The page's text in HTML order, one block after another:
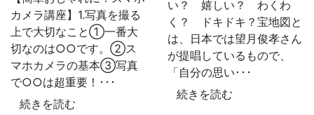
カメラ講座】1.写真を撮る
上で大切なこと①一番大
切なのは○○です。②ス
マホカメラの基本③写真
で○○は超重要！･･･
続きを読む
い？ 嬉しい？ わくわ
く？ ドキドキ？宝地図と
は、日本では望月俊孝さん
が提唱しているもので、
「自分の思い･･･
続きを読む